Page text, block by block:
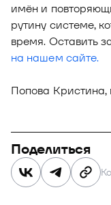
имён и
рутину системе,
время. Оставить
на нашем сайте.
Попова
Поделиться